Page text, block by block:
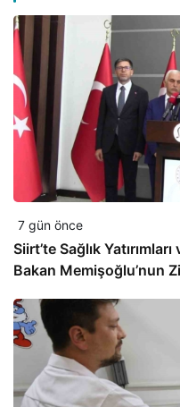
7 gün önce
Siirt’te Sağlık
Bakan Memişoğlu’nun